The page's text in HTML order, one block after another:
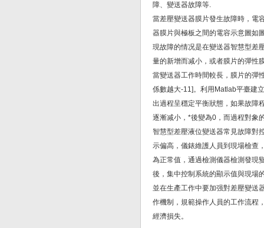
障、變送器故障等.
當差壓變送器膜片發生故障時，電
器膜片與極板之間的電容示意圖如
現故障的情况是在變送器智慧型差
量的新增而减小，或者膜片的彈性
當變送器工作時間較長，膜片的彈
係數越大-11]。利用Matlab平臺建
出過程呈穩定平衡狀態，如果故障
逐漸减小，*後變為0，而過程對象
智慧型差壓液位變送器常見故障對
示偏高，儀錶維護人員到現場檢查
為正常值，通過檢測儀器檢測發現
後，集中控制系統的顯示值與現場
並在生產工作中要加强對差壓變送
作機制，規範操作人員的工作流程
經濟損失。